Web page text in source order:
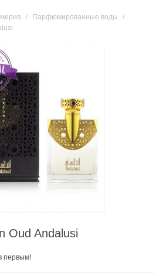
/ Парфюмированные воды
/
Oud Andalusi
первым!